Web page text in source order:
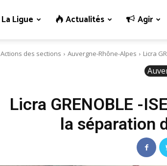
La Ligue Actualités Agir
Actions des sections Auvergne-Rhône-Alpes Licra
Licra GRENOBLE -
la séparation